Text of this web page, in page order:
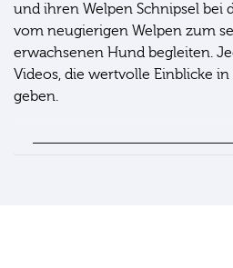
und ihren Welpen Schnipsel bei
vom neugierigen Welpen zum
erwachsenen Hund begleiten.
Videos, die wertvolle Einblicke
geben.